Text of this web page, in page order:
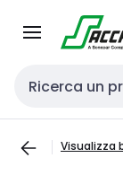
navigazione
Cerca input
Visualizza